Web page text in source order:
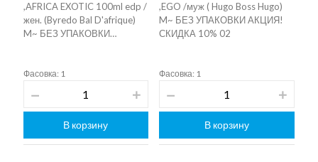
,AFRICA EXOTIC 100ml edp /
жен. (Byredo Bal D'afrique)
M~ БЕЗ УПАКОВКИ…
Фасовка: 1
В корзину
,EGO /муж ( Hugo Boss Hugo)
M~ БЕЗ УПАКОВКИ АКЦИЯ!
СКИДКА 10% 02
Фасовка: 1
В корзину